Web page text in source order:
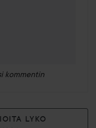
kommentin
LYKO